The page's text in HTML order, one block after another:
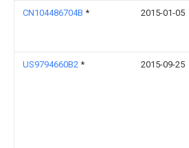
CN104486704B * 2015-01-05
US9794660B2 * 2015-09-25